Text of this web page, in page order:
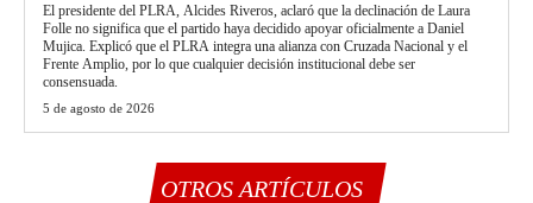
El presidente del PLRA, Alcides Riveros, aclaró que la declinación de Laura
Folle no significa que el partido haya decidido apoyar oficialmente a Daniel
Mujica. Explicó que el PLRA integra una alianza con Cruzada Nacional y el
Frente Amplio, por lo que cualquier decisión institucional debe ser
consensuada.
5 de agosto de 2026
OTROS ARTÍCULOS